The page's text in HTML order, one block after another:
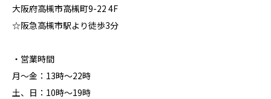
大阪府高槻市高槻町9-22 4F
☆阪急高槻市駅より徒歩3分
・営業時間
月～金：13時～22時
土、日：10時～19時